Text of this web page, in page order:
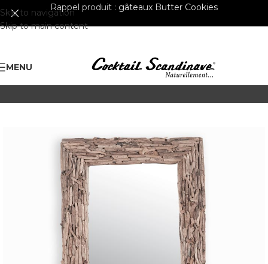
Skip to navigation
Skip to main content
Rappel produit : gâteaux Butter Cookies
MENU